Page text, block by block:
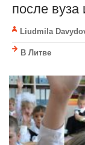
после вуза
Liudmila
В Литве